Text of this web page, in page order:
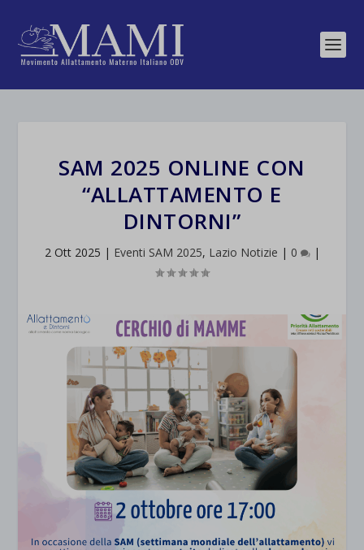
SAM 2025 ONLINE CON
“ALLATTAMENTO E
DINTORNI”
2 Ott 2025 | Eventi SAM 2025, Lazio Notizie | 0 |